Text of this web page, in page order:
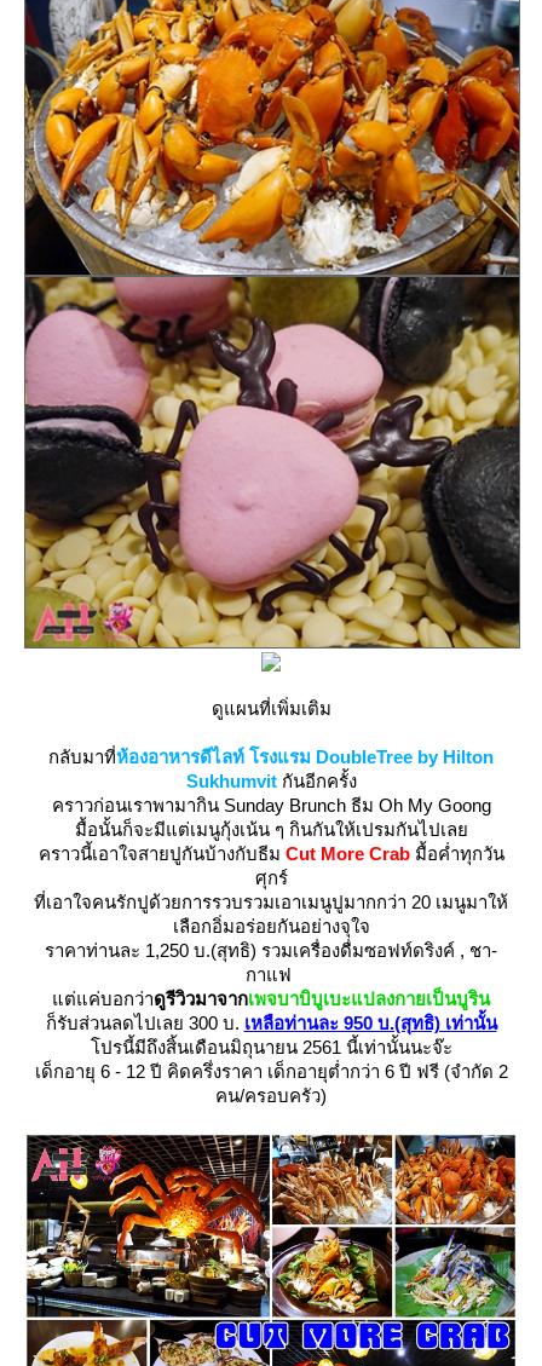
ดูแผนที่เพิ่มเติม
กลับมาที่ห้องอาหารดีไลท์ โรงแรม DoubleTree by Hilton
Sukhumvit กันอีกครั้ง
คราวก่อนเราพามากิน Sunday Brunch ธีม Oh My Goong
มื้อนั้นก็จะมีแต่เมนูกุ้งเน้น ๆ กินกันให้เปรมกันไปเล
คราวนี้เอาใจสายปูกันบ้างกับธีม Cut More Crab มื้อค่ำทุกวัน
ศุกร์
ที่เอาใจคนรักปูด้วยการรวบรวมเอาเมนูปูมากกว่า 20 เมนูมาให้
เลือกอิ่มอร่อยกันอย่างจุใจ
ราคาท่านละ 1,250 บ.(สุทธิ) รวมเครื่องดื่มซอฟท์ดริงค์ , ชา-
กาแฟ
ต่แค่บอกว่าดูรีวิวมาจากเพจบาบิบูเบะแปลงกายเป็นบูริน
ก็รับส่วนลดไปเลย 300 บ. เหลือท่านละ 950 บ.(สุทธิ) เท่านั้น
ปรนี้มีถึงสิ้นเดือนมิถุนายน 2561 นี้เท่านั้นนะจ๊ะ
เด็กอายุ 6 - 12 ปี คิดครึ่งราคา เด็กอายุต่ำกว่า 6 ปี ฟรี (จำกัด 2
คน/ครอบครัว)